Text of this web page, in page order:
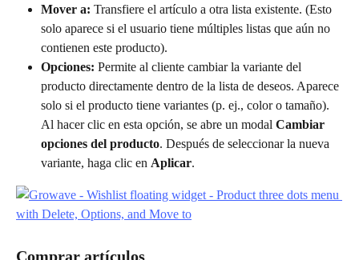
Mover a: Transfiere el artículo a otra lista existente. (Esto
solo aparece si el usuario tiene múltiples listas que aún no
contienen este producto).
Opciones: Permite al cliente cambiar la variante del
producto directamente dentro de la lista de deseos. Aparece
solo si el producto tiene variantes (p. ej., color o tamaño).
Al hacer clic en esta opción, se abre un modal Cambiar
opciones del producto. Después de seleccionar la nueva
variante, haga clic en Aplicar.
Comprar artículos